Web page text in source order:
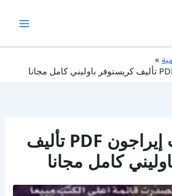
تحميل كتاب إيراجون PDF تأليف
كامل مجانا